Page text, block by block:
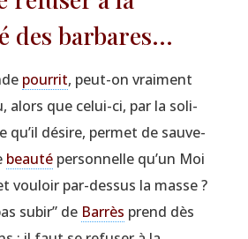
des barbares...
pour­rit, peut-on vrai­ment
alors que celui-ci, par la soli­
qu’il désire, per­met de sau­ve­
beau­téper­son­nelle qu’un Moi
vou­loir par-des­sus la masse ?
subir” de Bar­rès prend dès